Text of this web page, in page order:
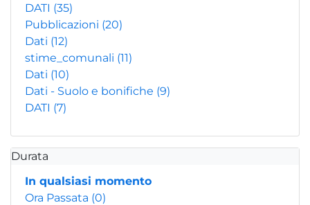
DATI (35)
Pubblicazioni (20)
Dati (12)
stime_comunali (11)
Dati (10)
Dati - Suolo e bonifiche (9)
DATI (7)
Durata
In qualsiasi momento
Ora Passata (0)